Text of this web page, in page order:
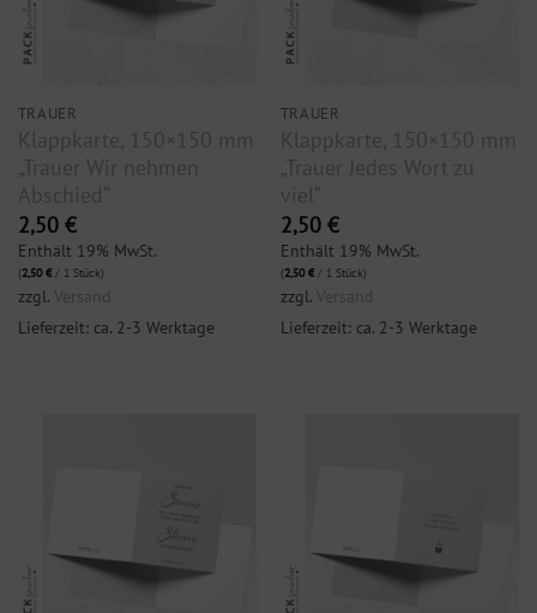
TRAUER
Klappkarte, 150×150 mm
„Trauer Wir nehmen
Abschied“
2,50 €
Enthält 19% MwSt.
(2,50€/ 1 Stück)
zzgl. Versand
Lieferzeit: ca. 2-3 Werktage
TRAUER
Klappkarte, 150×150 mm
„Trauer Jedes Wort zu
viel“
2,50 €
Enthält 19% MwSt.
(2,50€/ 1 Stück)
zzgl. Versand
Lieferzeit: ca. 2-3 Werktage